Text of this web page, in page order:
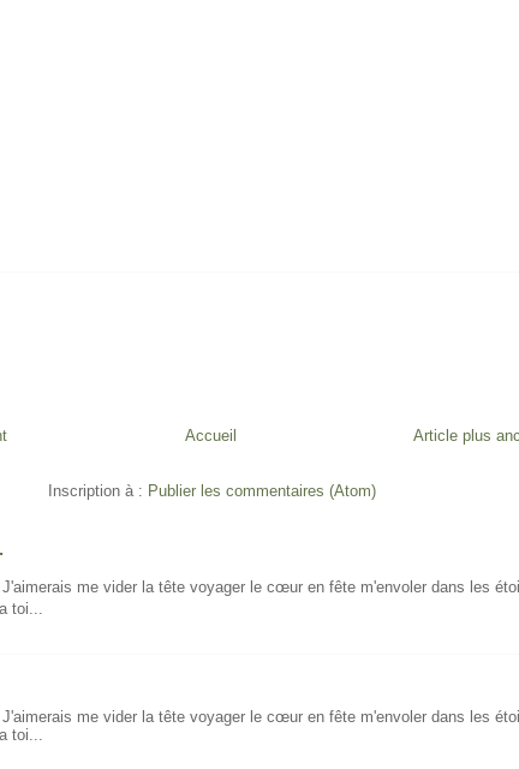
Article plus
Accueil
Inscription à : Publier les commentaires (Atom)
me vider la tête voyager le cœur en fête m'envoler dans les
toi...
me vider la tête voyager le cœur en fête m'envoler dans les
toi...